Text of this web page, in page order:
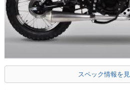
スペック情報を